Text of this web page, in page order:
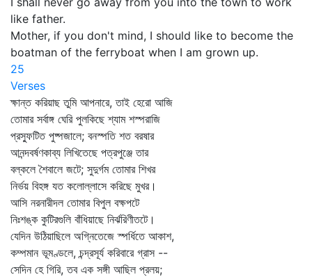
like father.
Mother, if you don't mind, I should like to become the
boatman of the ferryboat when I am grown up.
25
Verses
ক্ষান্ত করিয়াছ তুমি আপনারে, তাই হেরো আজি
তোমার সর্বাঙ্গ ঘেরি পুলকিছে শ্যাম শস্পরাজি
প্রস্ফুটিত পুষ্পজালে; বনস্পতি শত বরষার
আনন্দবর্ষণকাব্য লিখিতেছে পত্রপুঞ্জে তার
বল্কলে শৈবালে জটে; সুদুর্গম তোমার শিখর
নির্ভয় বিহঙ্গ যত কলোল্লাসে করিছে মুখর।
আসি নরনারীদল তোমার বিপুল বক্ষপটে
নিঃশঙ্ক কুটিরগুলি বাঁধিয়াছে নির্ঝরিণীতটে।
যেদিন উঠিয়াছিলে অগ্নিতেজে স্পর্ধিতে আকাশ,
কম্পমান ভূমণ্ডলে, চন্দ্রসূর্য করিবারে গ্রাস --
সেদিন হে গিরি, তব এক সঙ্গী আছিল প্রলয়;